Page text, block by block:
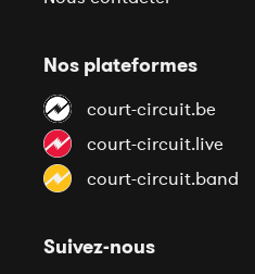
Nos plateformes
court-circuit.be
court-circuit.live
court-circuit.band
Suivez-nous